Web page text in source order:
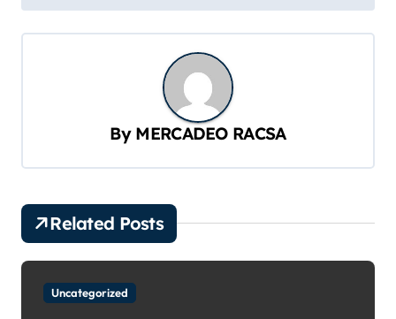
ó
e
By MERCADEO RACSA
Related Posts
Uncategorized